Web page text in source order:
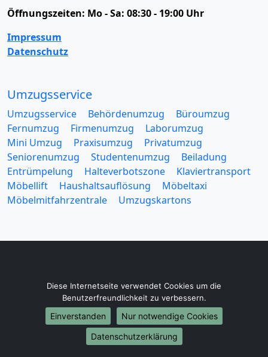
Öffnungszeiten: Mo - Sa: 08:30 - 19:00 Uhr
Impressum
Datenschutz
Umzugsservice
Umzugsservice Behördenumzug
Büroumzug
Fernumzug
Firmenumzug
Laborumzug
Mini Umzug
Praxisumzug
Privatumzug
Seniorenumzug
Studentenumzug
Beiladung
Entrümpelung
Halteverbotszone
Klaviertransport
Möbellift
Haushaltsauflösung
Möbeltaxi
Möbelmitfahrzentrale
Umzugskartons
Umzug von Mainz nach Belarus
Umzug von Mainz nach Belgien
Umzug von Mainz nach Bulgarien
Umzug von Mainz nach Dänemark
Diese Internetseite verwendet Cookies um die
Benutzerfreundlichkeit zu verbessern.
Einverstanden
Nur notwendige Cookies
Datenschutzerklärung